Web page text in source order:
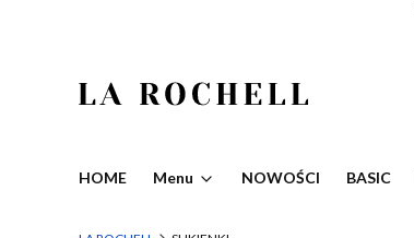
HOME Menu NOWOŚCI BASIC